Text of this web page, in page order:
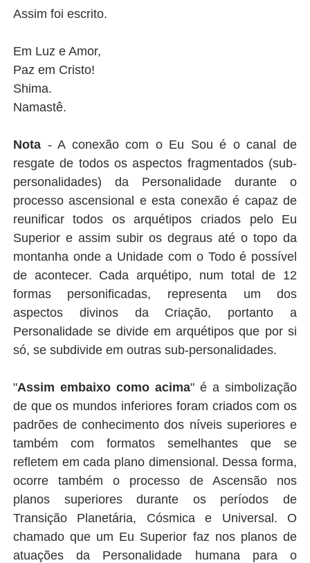
Assim foi escrito.
Em Luz e Amor,
Paz em Cristo!
Shima.
Namastê.
Nota- A conexão com o Eu Sou é o canal de
resgate de todos os aspectos fragmentados (sub-
personalidades) da Personalidade durante o
processo ascensional e esta conexão é capaz de
reunificar todos os arquétipos criados pelo Eu
Superior e assim subir os degraus até o topo da
montanha onde a Unidade com o Todo é possível
de acontecer. Cada arquétipo, num total de 12
formas personificadas, representa um dos
aspectos divinos da Criação, portanto a
Personalidade se divide em arquétipos que por si
só, se subdivide em outras sub-personalidades.
"Assim embaixo como acima" é a simbolização
de que os mundos inferiores foram criados com os
padrões de conhecimento dos níveis superiores e
também com formatos semelhantes que se
refletem em cada plano dimensional. Dessa forma,
ocorre também o processo de Ascensão nos
planos superiores durante os períodos de
Transição Planetária, Cósmica e Universal. O
chamado que um Eu Superior faz nos planos de
atuações da Personalidade humana para o